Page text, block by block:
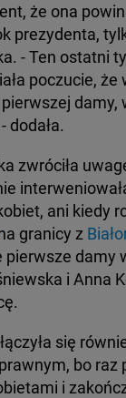
że ona
prezydenta,
- Ten ostatni
poczucie, że
damy,
dodała.
zwróciła
ani kiedy
granicy z
pierwsze damy
i Anna
się
bo raz
i